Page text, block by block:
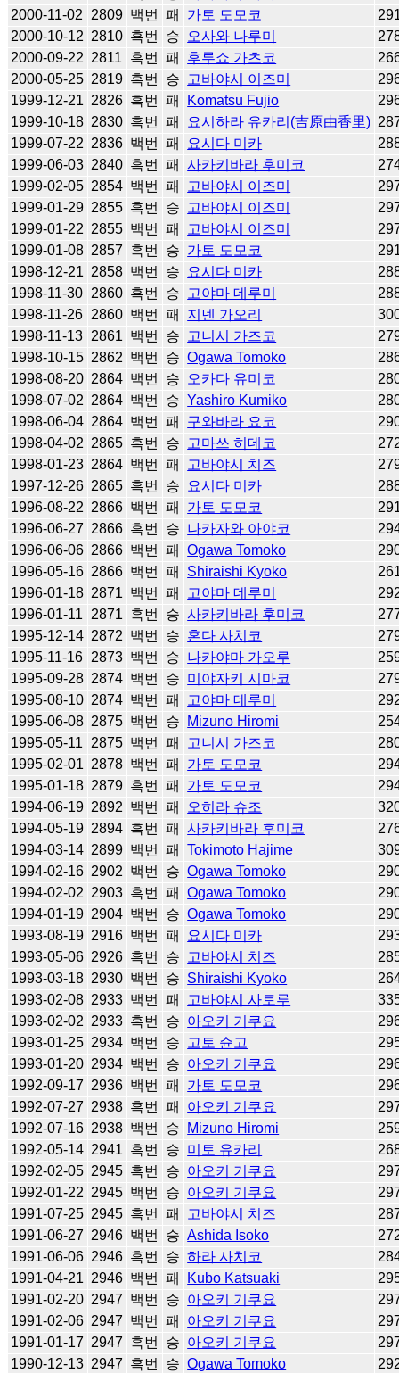
2000-11-02
2809 백번 패 가토 도모코
2000-10-12 2810 흑번 승 오사와 나루미
2000-09-22 2811 흑번 패 후루쇼 가츠코
2000-05-25 2819 흑번 승 고바야시 이즈미
1999-12-21 2826 흑번 패 Komatsu Fujio
1999-10-18 2830 흑번 패 요시하라 유카리(吉原由香里)
1999-07-22 2836 백번 패 요시다 미카
1999-06-03 2840 흑번 패 사카키바라 후미코
1999-02-05 2854 백번 패 고바야시 이즈미
1999-01-29 2855 흑번 승 고바야시 이즈미
1999-01-22 2855 백번 패 고바야시 이즈미
1999-01-08 2857 흑번 승 가토 도모코
1998-12-21 2858 백번 승 요시다 미카
1998-11-30 2860 흑번 승 고야마 데루미
1998-11-26 2860 백번 패 지넨 가오리
1998-11-13 2861 백번 승 고니시 가즈코
1998-10-15 2862 백번 승 Ogawa Tomoko
1998-08-20 2864 백번 승 오카다 유미코
1998-07-02 2864 백번 승 Yashiro Kumiko
1998-06-04 2864 백번 패 구와바라 요코
1998-04-02 2865 흑번 승 고마쓰 히데코
1998-01-23 2864 백번 패 고바야시 치즈
1997-12-26 2865 흑번 승 요시다 미카
1996-08-22 2866 백번 패 가토 도모코
1996-06-27 2866 흑번 승 나카자와 아야코
1996-06-06 2866 백번 패 Ogawa Tomoko
1996-05-16 2866 백번 패 Shiraishi Kyoko
1996-01-18 2871 백번 패 고야마 데루미
1996-01-11
2871 흑번 승 사카키바라 후미코
1995-12-14 2872 백번 승 혼다 사치코
1995-11-16 2873 백번 승 나카야마 가오루
1995-09-28 2874 백번 승 미야자키 시마코
1995-08-10 2874 백번 패 고야마 데루미
1995-06-08 2875 백번 승 Mizuno Hiromi
1995-05-11
2875 백번 패 고니시 가즈코
1995-02-01 2878 백번 패 가토 도모코
1995-01-18 2879 흑번 패 가토 도모코
1994-06-19 2892 백번 패 오히라 슈조
1994-05-19 2894 흑번 패 사카키바라 후미코
1994-03-14 2899 백번 패 Tokimoto Hajime
1994-02-16 2902 백번 승 Ogawa Tomoko
1994-02-02 2903 흑번 패 Ogawa Tomoko
1994-01-19 2904 백번 승 Ogawa Tomoko
1993-08-19 2916 백번 패 요시다 미카
1993-05-06 2926 흑번 승 고바야시 치즈
1993-03-18 2930 백번 승 Shiraishi Kyoko
1993-02-08 2933 백번 패 고바야시 사토루
1993-02-02 2933 흑번 승 아오키 기쿠요
1993-01-25 2934 백번 승 고토 슌고
1993-01-20 2934 백번 승 아오키 기쿠요
1992-09-17 2936 백번 패 가토 도모코
1992-07-27 2938 흑번 패 아오키 기쿠요
1992-07-16 2938 백번 승 Mizuno Hiromi
1992-05-14 2941 흑번 승 미토 유카리
1992-02-05 2945 흑번 승 아오키 기쿠요
1992-01-22 2945 백번 승 아오키 기쿠요
1991-07-25 2945 흑번 패 고바야시 치즈
1991-06-27 2946 백번 승 Ashida Isoko
1991-06-06 2946 흑번 승 하라 사치코
1991-04-21 2946 백번 패 Kubo Katsuaki
1991-02-20 2947 백번 승 아오키 기쿠요
1991-02-06 2947 백번 패 아오키 기쿠요
1991-01-17 2947 흑번 승 아오키 기쿠요
1990-12-13 2947 흑번 승 Ogawa Tomoko